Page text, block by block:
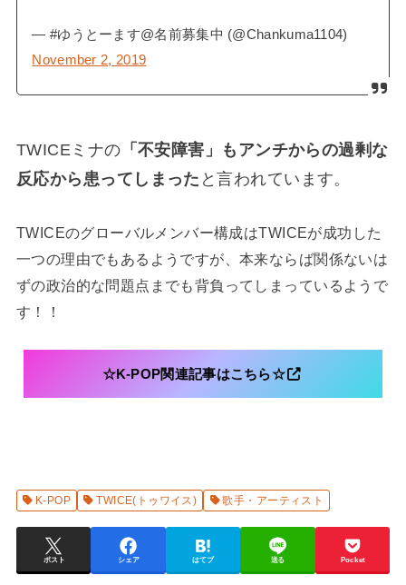
— #ゆうとーます@名前募集中 (@Chankuma1104)
November 2, 2019
TWICEミナの 「不安障害」もアンチからの過剰な
反応から患ってしまった と言われています。
TWICEのグローバルメンバー構成はTWICEが成功した
一つの理由でもあるようですが、本来ならば関係ないは
ずの政治的な問題点までも背負ってしまっているようで
す！！
☆K-POP関連記事はこちら☆
K-POP TWICE(トゥワイス) 歌手・アーティスト
ポスト シェア はてブ 送る Pocket